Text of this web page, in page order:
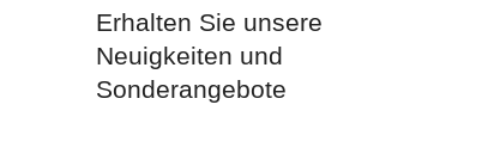
Erhalten Sie unsere
Neuigkeiten und
Sonderangebote